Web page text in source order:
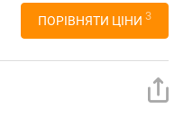
ПОРІВНЯТИ ЦІНИ 3